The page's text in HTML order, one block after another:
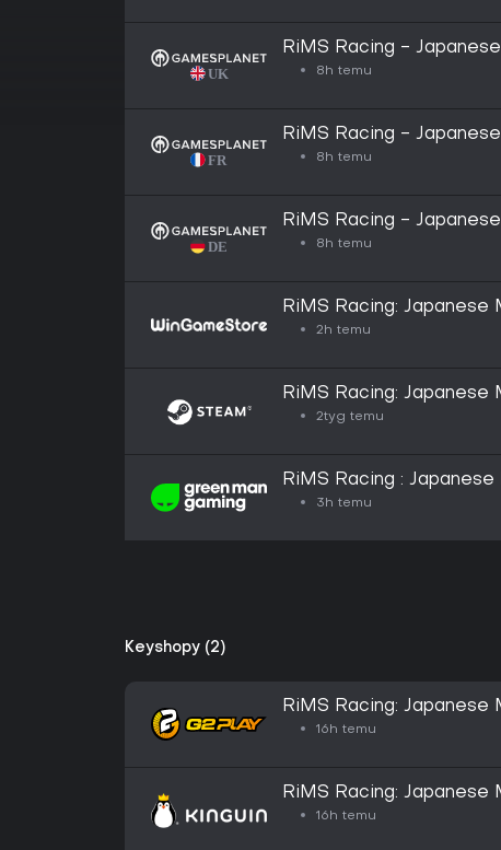
RiMS Racing -
8h temu
RiMS Racing -
8h temu
RiMS Racing -
8h temu
RiMS Racing:
2h temu
RiMS Racing:
2tyg temu
RiMS Racing :
3h temu
Keyshopy (2)
RiMS Racing:
Steam CD Key
16h temu
RiMS Racing:
Steam CD Key
16h temu